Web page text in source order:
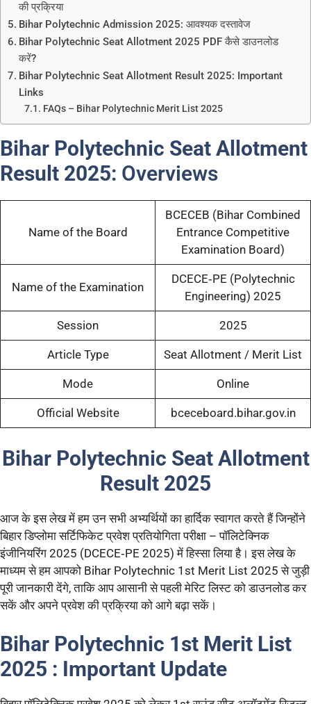
की प्रक्रिया
Bihar Polytechnic Admission 2025: आवश्यक दस्तावेज
Bihar Polytechnic Seat Allotment 2025 PDF कैसे डाउनलोड
करें?
Bihar Polytechnic Seat Allotment Result 2025: Important
Links
FAQs – Bihar Polytechnic Merit List 2025
Bihar Polytechnic Seat Allotment
Result 2025: Overviews
Name of the Board
BCECEB (Bihar Combined
Entrance Competitive
Examination Board)
Name of the Examination
DCECE‑PE (Polytechnic
Engineering) 2025
Session 2025
Article Type Seat Allotment / Merit List
Mode Online
Official Website bceceboard.bihar.gov.in
Bihar Polytechnic Seat Allotment
Result 2025
आज के इस लेख में हम उन सभी अभ्यर्थियों का हार्दिक स्वागत करते हैं जिन्होंने
बिहार डिप्लोमा सर्टिफिकेट प्रवेश प्रतियोगिता परीक्षा – पॉलिटेक्निक
इंजीनियरिंग 2025 (DCECE‑PE 2025) में हिस्सा लिया है। इस लेख के
माध्यम से हम आपको Bihar Polytechnic 1st Merit List 2025 से जुड़ी
पूरी जानकारी देंगे, ताकि आप आसानी से पहली मेरिट लिस्ट को डाउनलोड कर
सकें और अपने प्रवेश की प्रक्रिया को आगे बढ़ा सकें।
Bihar Polytechnic 1st Merit List
2025 : Important Update